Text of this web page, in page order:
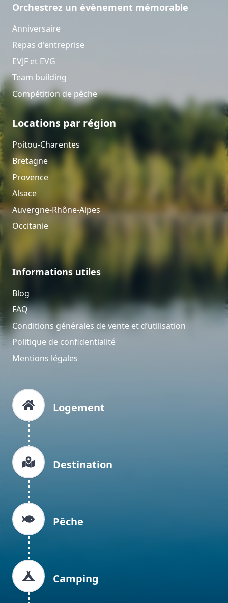
Orchestrez un évènement mémorable
Anniversaire
Repas d'entreprise
EVJF et EVG
Team building
Compétition de pêche
Locations par région
Poitou-Charentes
Bretagne
Provence
Alsace
Auvergne-Rhône-Alpes
Occitanie
Informations utiles
Blog
FAQ
Conditions générales de vente et d’utilisation
Politique de confidentialité
Mentions légales
Logement
Destination
Pêche
Camping